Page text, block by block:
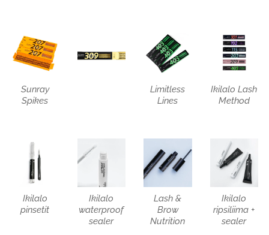
Sunray
Spikes
Limitless
Lines
Ikilalo Lash
Method
Ikilalo
pinsetit
Ikilalo
waterproof
sealer
Lash &
Brow
Nutrition
Ikilalo
ripsiliima +
sealer